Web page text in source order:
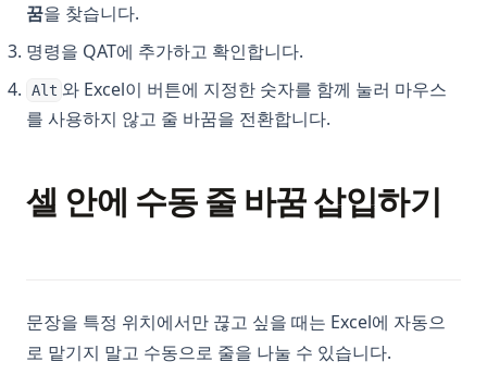
꿈을 찾습니다.
명령을 QAT에 추가하고 확인합니다.
Alt 와 Excel이 버튼에 지정한 숫자를 함께 눌러 마우스
를 사용하지 않고 줄 바꿈을 전환합니다.
셀 안에 수동 줄 바꿈 삽입하기
문장을 특정 위치에서만 끊고 싶을 때는 Excel에 자동으
로 맡기지 말고 수동으로 줄을 나눌 수 있습니다.